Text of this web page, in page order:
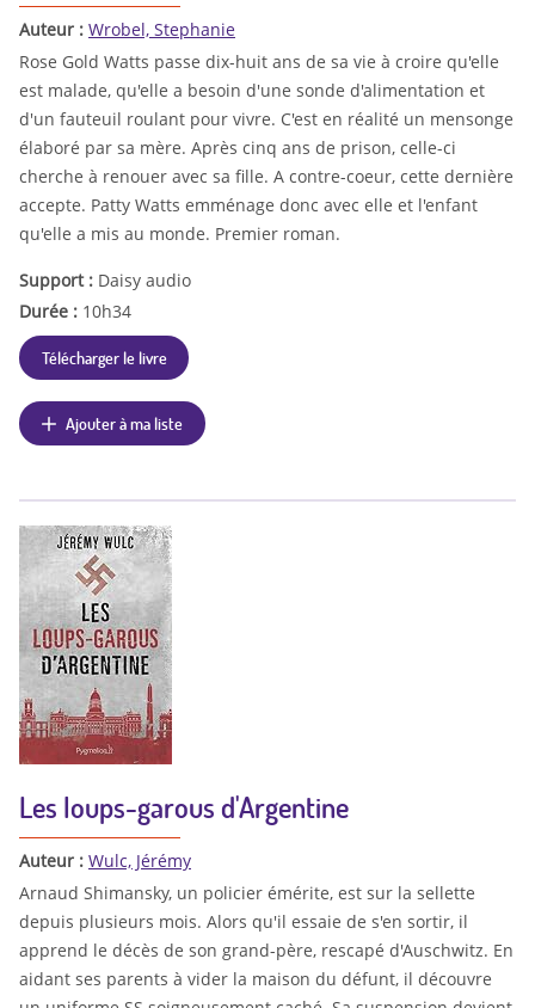
Auteur : Wrobel, Stephanie
Rose Gold Watts passe dix-huit ans de sa vie à croire qu'elle
est malade, qu'elle a besoin d'une sonde d'alimentation et
d'un fauteuil roulant pour vivre. C'est en réalité un mensonge
élaboré par sa mère. Après cinq ans de prison, celle-ci
cherche à renouer avec sa fille. A contre-coeur, cette dernière
accepte. Patty Watts emménage donc avec elle et l'enfant
qu'elle a mis au monde. Premier roman.
Support : Daisy audio
Durée : 10h34
Télécharger le livre
Ajouter à ma liste
Les loups-garous d'Argentine
Auteur : Wulc, Jérémy
Arnaud Shimansky, un policier émérite, est sur la sellette
depuis plusieurs mois. Alors qu'il essaie de s'en sortir, il
apprend le décès de son grand-père, rescapé d'Auschwitz. En
aidant ses parents à vider la maison du défunt, il découvre